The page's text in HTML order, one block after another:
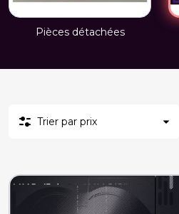
Pièces détachées
Trier par prix